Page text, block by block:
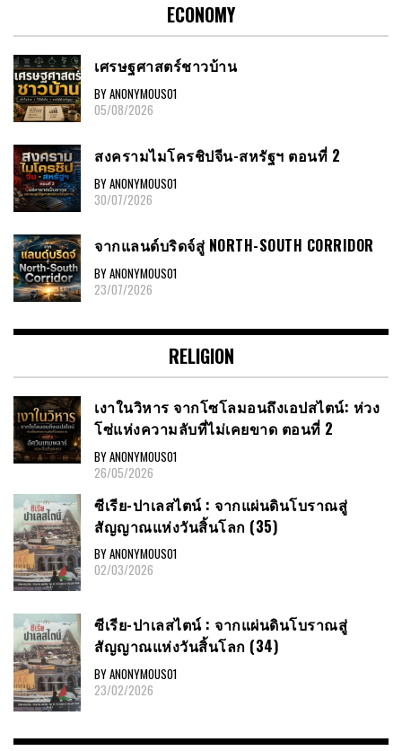
ECONOMY
เศรษฐศาสตร์ชาวบ้าน
BY ANONYMOUS01
05/08/2026
สงครามไมโครชิปจีน-สหรัฐฯ ตอนที่ 2
BY ANONYMOUS01
30/07/2026
จากแลนด์บริดจ์สู่ NORTH-SOUTH CORRIDOR
BY ANONYMOUS01
23/07/2026
RELIGION
เงาในวิหาร จากโซโลมอนถึงเอปสไตน์: ห่วง
โซ่แห่งความลับที่ไม่เคยขาด ตอนที่ 2
BY ANONYMOUS01
26/05/2026
ซีเรีย​-ปาเลสไตน์​ : จากแผ่นดินโบราณสู่
สัญญาณ​แห่งวันสิ้นโลก​ (35)
BY ANONYMOUS01
02/03/2026
ซีเรีย​-ปาเลสไตน์​ : จากแผ่นดินโบราณสู่
สัญญาณ​แห่งวันสิ้นโลก​ (34)
BY ANONYMOUS01
23/02/2026